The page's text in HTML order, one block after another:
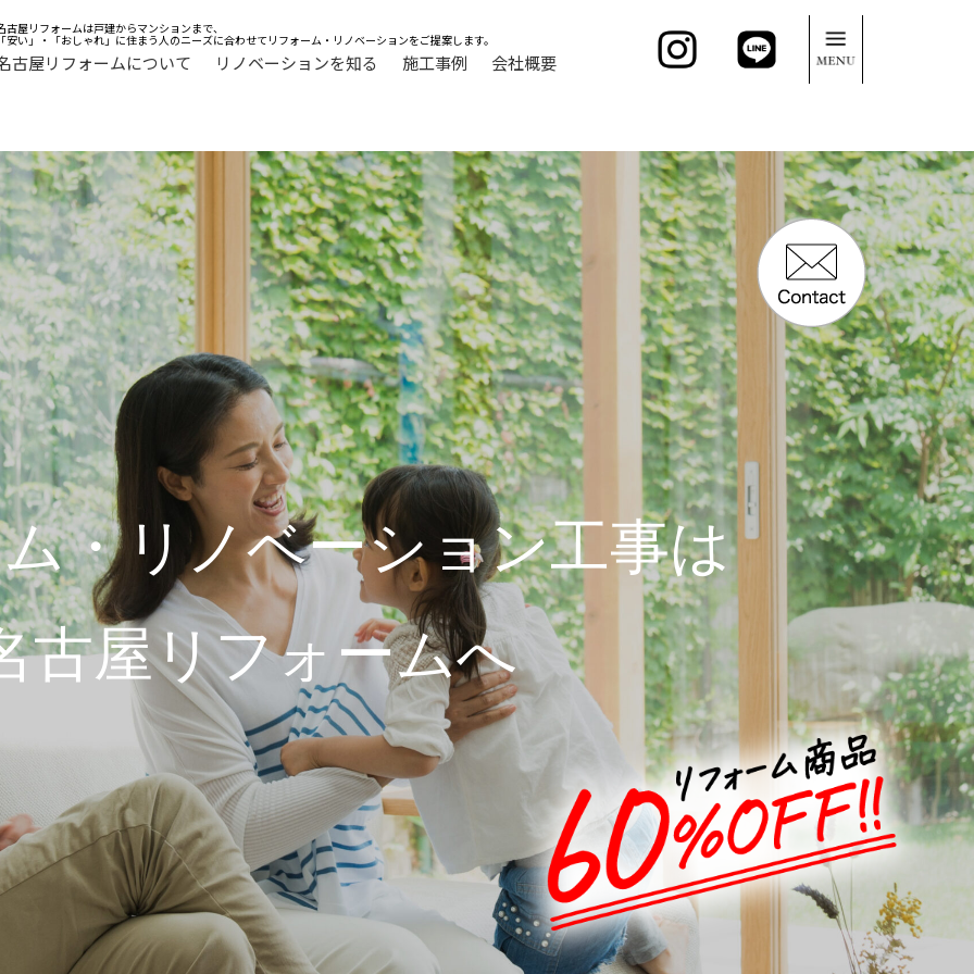
古屋リフォームは戸建からマンションまで、
安い」・「おしゃれ」に住まう人のニーズに合わせてリフォーム・リノベーションをご提案します。
古屋リフォームについて リノベーションを知る 施工事例 会社概要
・リノベーション工事は
古屋リフォームへ